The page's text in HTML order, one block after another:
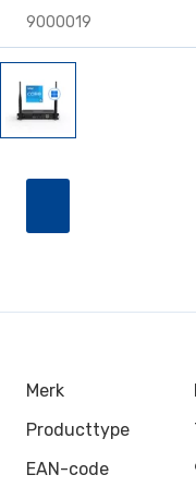
9000019
Merk
Producttype
EAN-code